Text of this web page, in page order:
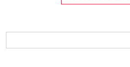
Radsterne